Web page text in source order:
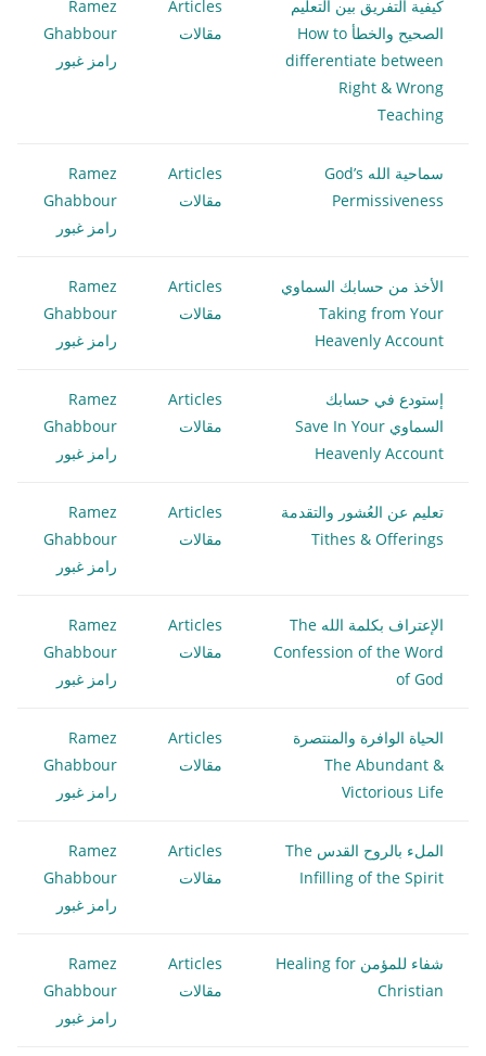
كيفية التفريق بين التعليم
الصحيح والخطأ How to
differentiate between
Right & Wrong
Teaching
Articles
مقالات
Ramez
Ghabbour
رامز غبور
سماحية الله God’s
Permissiveness
Articles
مقالات
Ramez
Ghabbour
رامز غبور
الأخذ من حسابك السماوي
Taking from Your
Heavenly Account
Articles
مقالات
Ramez
Ghabbour
رامز غبور
إستودع في حسابك
السماوي Save In Your
Heavenly Account
Articles
مقالات
Ramez
Ghabbour
رامز غبور
تعليم عن العُشور والتقدمة
Tithes & Offerings
Articles
مقالات
Ramez
Ghabbour
رامز غبور
الإعتراف بكلمة الله The
Confession of the Word
of God
Articles
مقالات
Ramez
Ghabbour
رامز غبور
الحياة الوافرة والمنتصرة
The Abundant &
Victorious Life
Articles
مقالات
Ramez
Ghabbour
رامز غبور
الملء بالروح القدس The
Infilling of the Spirit
Articles
مقالات
Ramez
Ghabbour
رامز غبور
شفاء للمؤمن Healing for
Christian
Articles
مقالات
Ramez
Ghabbour
رامز غبور